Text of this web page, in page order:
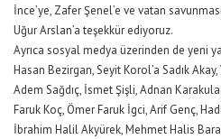
İnce’ye, Zafer Şenel’e ve vatan
Uğur Arslan’a teşekkür ediyoruz.
Ayrıca sosyal medya üzerinden de yeni
Hasan Bezirgan, Seyit Korol’a Sadık
Adem Sağdıç, İsmet Şişli, Adnan
Faruk Koç, Ömer Faruk İgci, Arif Genç,
İbrahim Halil Akyürek, Mehmet Halis